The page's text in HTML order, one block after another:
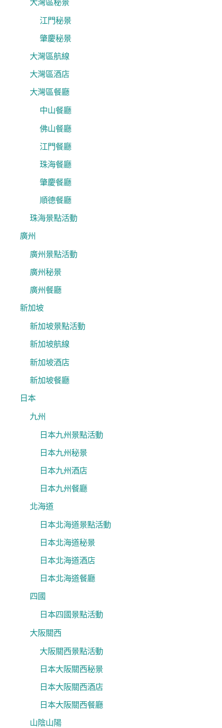
大灣區秘景
江門秘景
肇慶秘景
大灣區航線
大灣區酒店
大灣區餐廳
中山餐廳
佛山餐廳
江門餐廳
珠海餐廳
肇慶餐廳
順德餐廳
珠海景點活動
廣州
廣州景點活動
廣州秘景
廣州餐廳
新加坡
新加坡景點活動
新加坡航線
新加坡酒店
新加坡餐廳
日本
九州
日本九州景點活動
日本九州秘景
日本九州酒店
日本九州餐廳
北海道
日本北海道景點活動
日本北海道秘景
日本北海道酒店
日本北海道餐廳
四國
日本四國景點活動
大阪關西
大阪關西景點活動
日本大阪關西秘景
日本大阪關西酒店
日本大阪關西餐廳
山陰山陽